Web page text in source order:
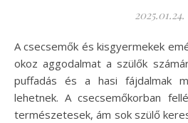
2025.01.24.
A csecsemők és kisgyermekek emésztőrendszere gyakran
okoz aggodalmat a szülők
puffadás és a hasi fájdalmak
lehetnek. A csecsemőkorban
természetesek, ám sok szülő